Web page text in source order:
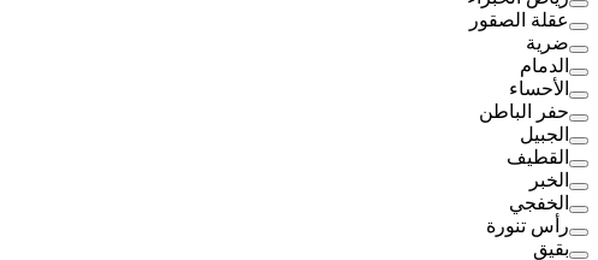
عقلة الصقور
ضرية
الدمام
الأحساء
حفر الباطن
الجبيل
القطيف
الخبر
الخفجي
رأس تنورة
بقيق